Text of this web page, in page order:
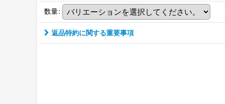
数量:
返品特約に関する重要事項